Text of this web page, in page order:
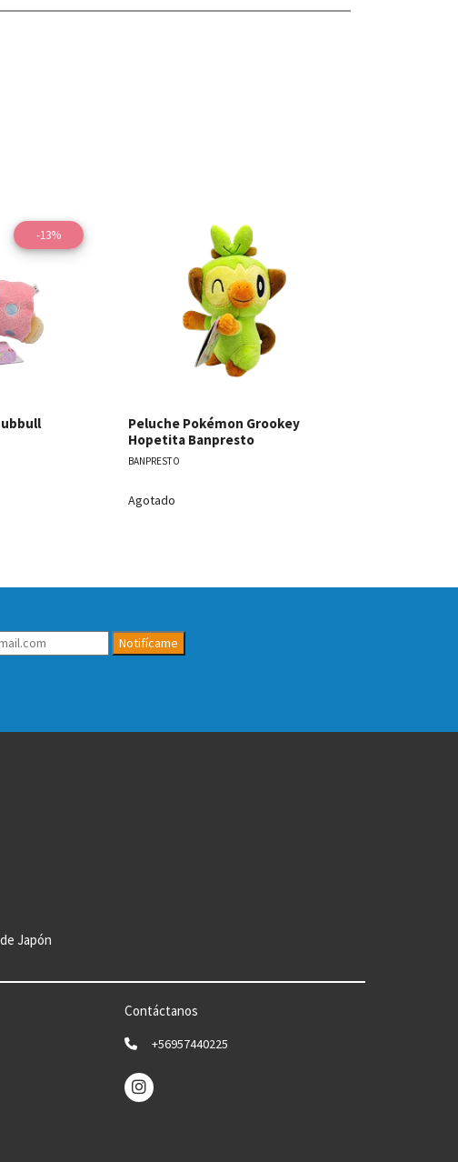
-13%
Ver detalles
Peluche Pokémon Grookey
Hopetita Banpresto
BANPRESTO
Agotado
Notifícame
Japón
Contáctanos
+56957440225